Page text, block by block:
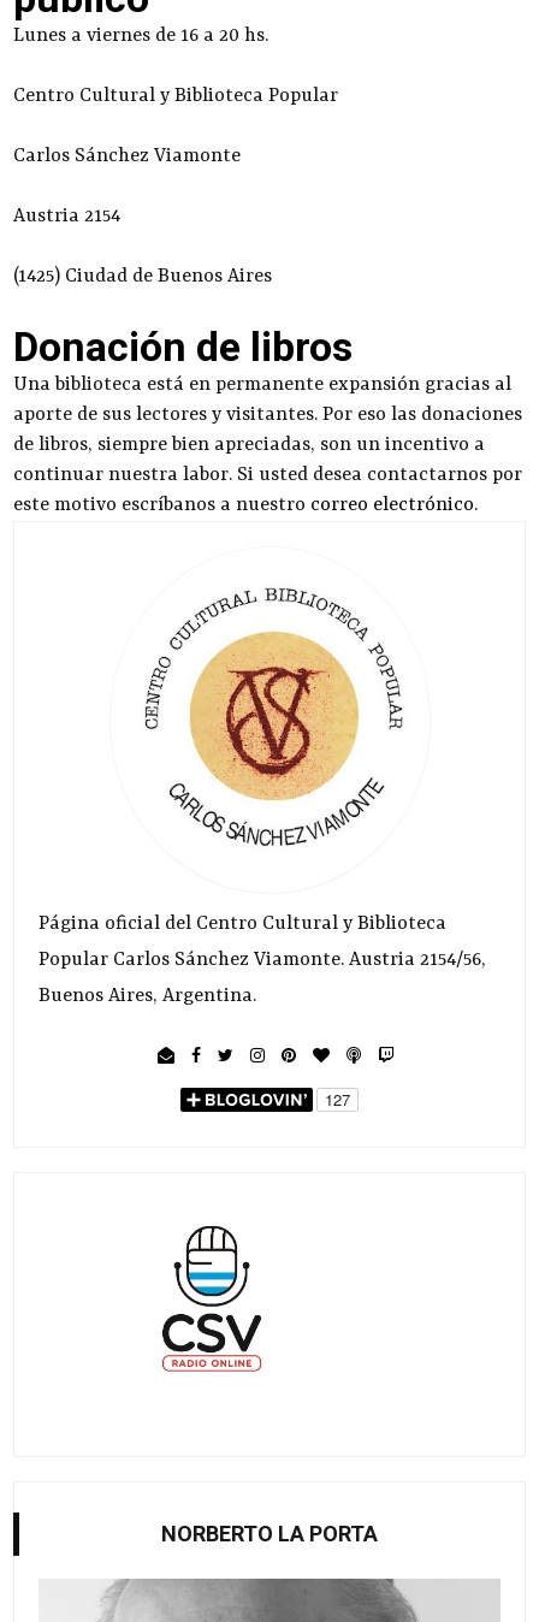
Lunes a viernes de 16 a 20 hs.
Centro Cultural y Biblioteca Popular
Carlos Sánchez Viamonte
Austria 2154
(1425) Ciudad de Buenos Aires
Donación de libros
Una biblioteca está en permanente expansión gracias al
aporte de sus lectores y visitantes. Por eso las donaciones
de libros, siempre bien apreciadas, son un incentivo a
continuar nuestra labor. Si usted desea contactarnos por
este motivo escríbanos a nuestro correo electrónico.
Página oficial del Centro Cultural y Biblioteca
Popular Carlos Sánchez Viamonte. Austria 2154/56,
Buenos Aires, Argentina.
NORBERTO LA PORTA